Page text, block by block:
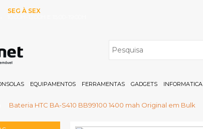
SEG À SEX
EQUIPAMENTOS FERRAMENTAS GADGETS INFORMATICA
Bateria HTC BA-S410 BB99100 1400 mah Original em Bulk